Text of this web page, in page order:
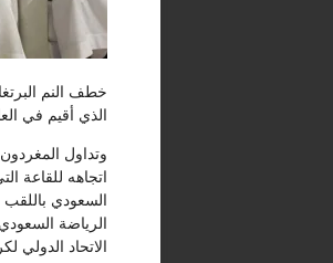
خطف النم
الذي أقيم في
وتداول
اتجاهه للقاعة
السعودي
الرياضة
الاتحاد الدولي